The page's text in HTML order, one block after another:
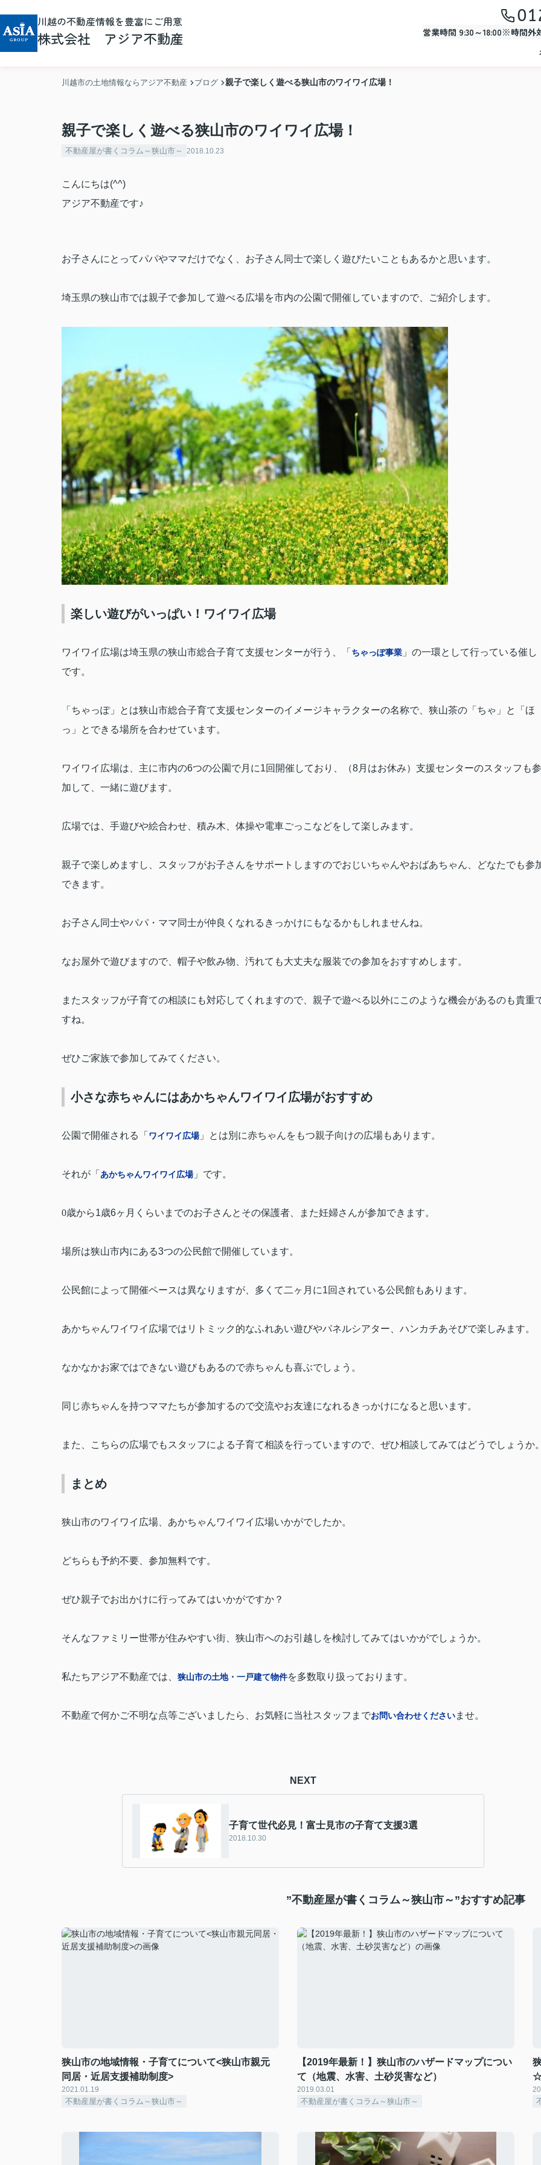
川越の不動産情報を豊富にご用意
株式会社 アジア不動産 営業時間 9:30～18:00※時間外
川越市の土地情報ならアジア不動産 ブログ 親子で楽しく遊べる狭山市のワイワイ広場！
親子で楽しく遊べる狭山市のワイワイ広場！
不動産屋が書くコラム～狭山市～ 2018.10.23
こんにちは(^^)
アジア不動産です♪
お子さんにとってパパやママだけでなく、お子さん同士で楽しく遊びたいこともあるかと思います。
埼玉県の狭山市では親子で参加して遊べる広場を市内の公園で開催していますので、ご紹介します。
楽しい遊びがいっぱい！ワイワイ広場
ワイワイ広場は埼玉県の狭山市総合子育て支援センターが行う、「 ちゃっぽ事業 」の一環として行っている催し
です。
「ちゃっぽ」とは狭山市総合子育て支援センターのイメージキャラクターの名称で、狭山茶の「ちゃ」と「ほ
っ」とできる場所を合わせています。
ワイワイ広場は、主に市内の6つの公園で月に1回開催しており、（8月はお休み）支援センターのスタッフも参
加して、一緒に遊びます。
広場では、手遊びや絵合わせ、積み木、体操や電車ごっこなどをして楽しみます。
親子で楽しめますし、スタッフがお子さんをサポートしますのでおじいちゃんやおばあちゃん、どなたでも参
できます。
お子さん同士やパパ・ママ同士が仲良くなれるきっかけにもなるかもしれませんね。
なお屋外で遊びますので、帽子や飲み物、汚れても大丈夫な服装での参加をおすすめします。
またスタッフが子育ての相談にも対応してくれますので、親子で遊べる以外にこのような機会があるのも貴重
すね。
ぜひご家族で参加してみてください。
小さな赤ちゃんにはあかちゃんワイワイ広場がおすすめ
公園で開催される「 ワイワイ広場」とは別に赤ちゃんをもつ親子向けの広場もあります。
それが「 あかちゃんワイワイ広場」です。
0歳から1歳6ヶ月くらいまでのお子さんとその保護者、また妊婦さんが参加できます。
場所は狭山市内にある3つの公民館で開催しています。
公民館によって開催ペースは異なりますが、多くて二ヶ月に1回されている公民館もあります。
あかちゃんワイワイ広場ではリトミック的なふれあい遊びやパネルシアター、ハンカチあそびで楽しみます。
なかなかお家ではできない遊びもあるので赤ちゃんも喜ぶでしょう。
同じ赤ちゃんを持つママたちが参加するので交流やお友達になれるきっかけになると思います。
また、こちらの広場でもスタッフによる子育て相談を行っていますので、ぜひ相談してみてはどうでしょうか
まとめ
狭山市のワイワイ広場、あかちゃんワイワイ広場いかがでしたか。
どちらも予約不要、参加無料です。
ぜひ親子でお出かけに行ってみてはいかがですか？
そんなファミリー世帯が住みやすい街、狭山市へのお引越しを検討してみてはいかがでしょうか。
私たちアジア不動産では、 狭山市の土地・一戸建て物件を多数取り扱っております。
不動産で何かご不明な点等ございましたら、お気軽に当社スタッフまでお問い合わせくださいませ。
NEXT
子育て世代必見！富士見市の子育て支援3選
2018.10.30
”不動産屋が書くコラム～狭山市～”おすすめ記事
狭山市の地域情報・子育てについて<狭山市親元
同居・近居支援補助制度>
2021.01.19
不動産屋が書くコラム～狭山市～
【2019年最新！】狭山市のハザードマップについ
て（地震、水害、土砂災害など）
2019.03.01
不動産屋が書くコラム～狭山市～